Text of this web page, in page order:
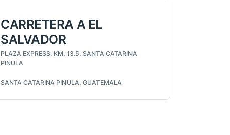
CARRETERA A EL
SALVADOR
PLAZA EXPRESS, KM. 13.5, SANTA CATARINA
PINULA
SANTA CATARINA PINULA, GUATEMALA